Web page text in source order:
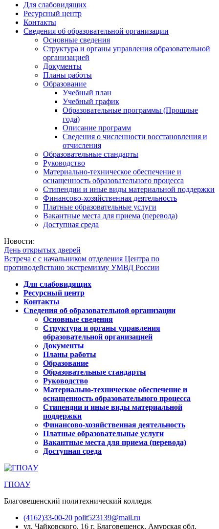
Для слабовидящих
Ресурсный центр
Контакты
Сведения об образовательной организации
Основные сведения
Структура и органы управления образовательной
организацией
Документы
Планы работы
Образование
Учебный план
Учебный график
Образовательные программы (Прошлые
года)
Описание программ
Сведения о численности восстановления и
отчисления
Образовательные стандарты
Руководство
Материально-техническое обеспечение и
оснащенность образовательного процесса
Стипендии и иные виды материальной поддержки
Финансово-хозяйственная деятельность
Платные образовательные услуги
Вакантные места для приема (перевода)
Доступная среда
Новости:
День открытых дверей
Встреча с с начальником отделения Центра по
противодействию экстремизму УМВД России
Для слабовидящих
Ресурсный центр
Контакты
Сведения об образовательной организации
Основные сведения
Структура и органы управления
образовательной организацией
Документы
Планы работы
Образование
Образовательные стандарты
Руководство
Материально-техническое обеспечение и
оснащенность образовательного процесса
Стипендии и иные виды материальной
поддержки
Финансово-хозяйственная деятельность
Платные образовательные услуги
Вакантные места для приема (перевода)
Доступная среда
ГПОАУ
Благовещенский политехнический колледж
(4162)33-00-20 polit523139@mail.ru
ул. Чайковского, 16 г. Благовещенск, Амурская обл.